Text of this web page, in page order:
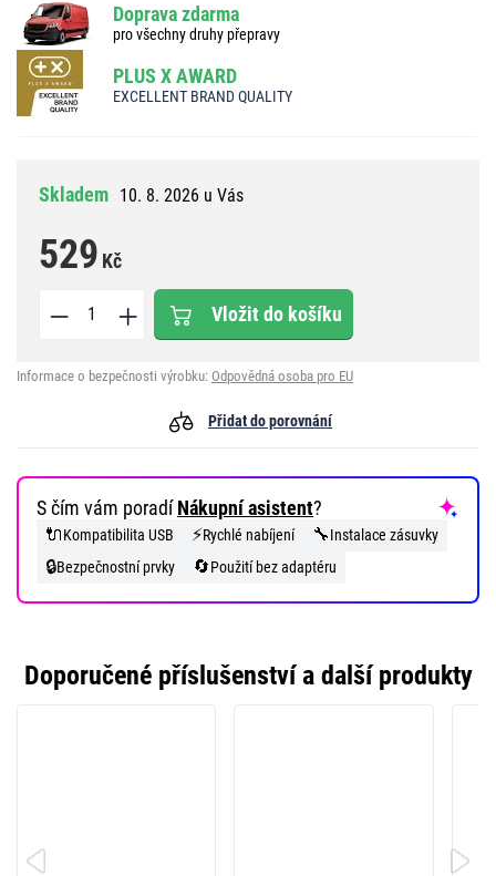
Doprava zdarma
pro všechny druhy přepravy
PLUS X AWARD
EXCELLENT BRAND QUALITY
Skladem 10. 8. 2026 u Vás
529 Kč
Vložit do košíku
Informace o bezpečnosti výrobku: Odpovědná osoba pro EU
Přidat do porovnání
S čím vám poradíNákupní asistent?
🔌Kompatibilita USB ⚡Rychlé nabíjení 🔧Instalace zásuvky
🔒Bezpečnostní prvky 🔄Použití bez adaptéru
Doporučené příslušenství a další produkty